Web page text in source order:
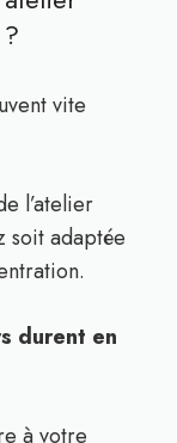
vite
l’atelier
soit adaptée
durent en
à votre